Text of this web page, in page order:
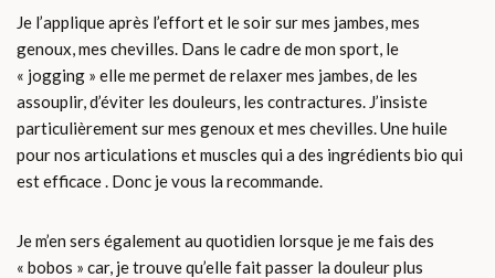
Je l’applique après l’effort et le soir sur mes jambes, mes
genoux, mes chevilles. Dans le cadre de mon sport, le
« jogging » elle me permet de relaxer mes jambes, de les
assouplir, d’éviter les douleurs, les contractures. J’insiste
particulièrement sur mes genoux et mes chevilles. Une huile
pour nos articulations et muscles qui a des ingrédients bio qui
est efficace . Donc je vous la recommande.
Je m’en sers également au quotidien lorsque je me fais des
« bobos » car, je trouve qu’elle fait passer la douleur plus